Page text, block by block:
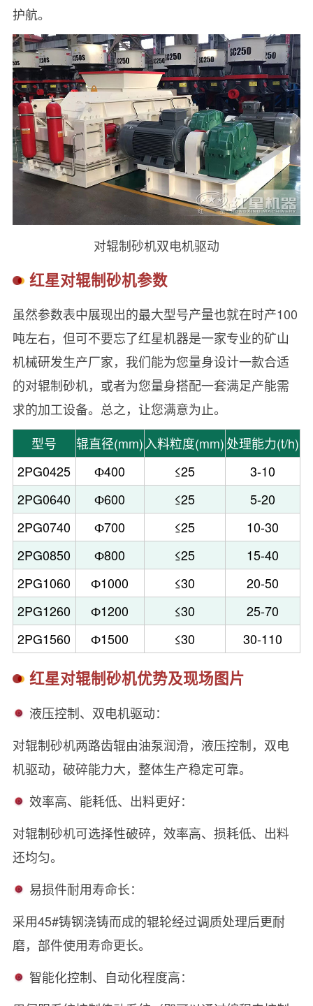
护航。
对辊制砂机双电机驱动
红星对辊制砂机参数
虽然参数表中展现出的最大型号产量也就在时产100
吨左右，但可不要忘了红星机器是一家专业的矿山
机械研发生产厂家，我们能为您量身设计一款合适
的对辊制砂机，或者为您量身搭配一套满足产能需
求的加工设备。总之，让您满意为止。
型号
辊直径(mm)入料粒度(mm)处理能力(t/h)
2PG0425
Ф400 ≤25
3-10
2PG0640
Ф600 ≤25
5-20
2PG0740
Ф700 ≤25
10-30
2PG0850
Ф800 ≤25
15-40
2PG1060
Ф1000 ≤30
20-50
2PG1260
Ф1200 ≤30
25-70
2PG1560
Ф1500 ≤30 30-110
红星对辊制砂机优势及现场图片
液压控制、双电机驱动：
对辊制砂机两路齿辊由油泵润滑，液压控制，双电
机驱动，破碎能力大，整体生产稳定可靠。
效率高、能耗低、出料更好：
对辊制砂机可选择性破碎，效率高、损耗低、出料
还均匀。
易损件耐用寿命长：
采用45#铸钢浇铸而成的辊轮经过调质处理后更耐
磨，部件使用寿命更长。
智能化控制、自动化程度高：